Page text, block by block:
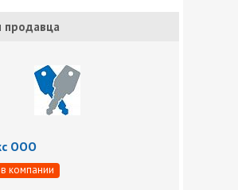
продавца
OOO
компании